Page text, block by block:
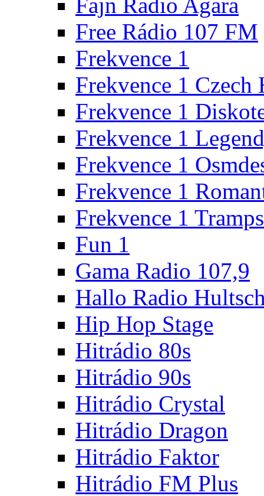
Free Rádio 107 FM
Frekvence 1
Frekvence 1 Czech
Frekvence 1
Frekvence 1
Frekvence 1
Frekvence 1
Frekvence 1
Fun 1
Gama Radio 107,9
Hallo Radio
Hip Hop Stage
Hitrádio 80s
Hitrádio 90s
Hitrádio Crystal
Hitrádio Dragon
Hitrádio Faktor
Hitrádio FM Plus